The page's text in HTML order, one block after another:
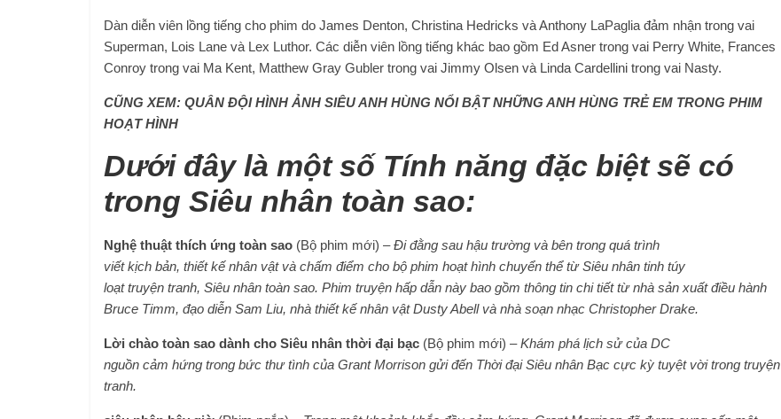
Dàn diễn viên lồng tiếng cho phim do James Denton, Christina Hedricks và Anthony LaPaglia đảm nhận trong vai
Superman, Lois Lane và Lex Luthor. Các diễn viên lồng tiếng khác bao gồm Ed Asner trong vai Perry White, Frances
Conroy trong vai Ma Kent, Matthew Gray Gubler trong vai Jimmy Olsen và Linda Cardellini trong vai Nasty.
CŨNG XEM: QUÂN ĐỘI HÌNH ẢNH SIÊU ANH HÙNG NỔI BẬT NHỮNG ANH HÙNG TRẺ EM TRONG PHIM
HOẠT HÌNH
Dưới đây là một số Tính năng đặc biệt sẽ có
trong Siêu nhân toàn sao:
Nghệ thuật thích ứng toàn sao (Bộ phim mới) –Đi đằng sau hậu trường và bên trong quá trình
viết kịch bản, thiết kế nhân vật và chấm điểm cho bộ phim hoạt hình chuyển thể từ Siêu nhân tinh túy
loạt truyện tranh, Siêu nhân toàn sao. Phim truyện hấp dẫn này bao gồm thông tin chi tiết từ nhà sản xuất điều hành
Bruce Timm, đạo diễn Sam Liu, nhà thiết kế nhân vật Dusty Abell và nhà soạn nhạc Christopher Drake.
Lời chào toàn sao dành cho Siêu nhân thời đại bạc (Bộ phim mới) –Khám phá lịch sử của DC
nguồn cảm hứng trong bức thư tình của Grant Morrison gửi đến Thời đại Siêu nhân Bạc cực kỳ tuyệt vời trong truyện
tranh.